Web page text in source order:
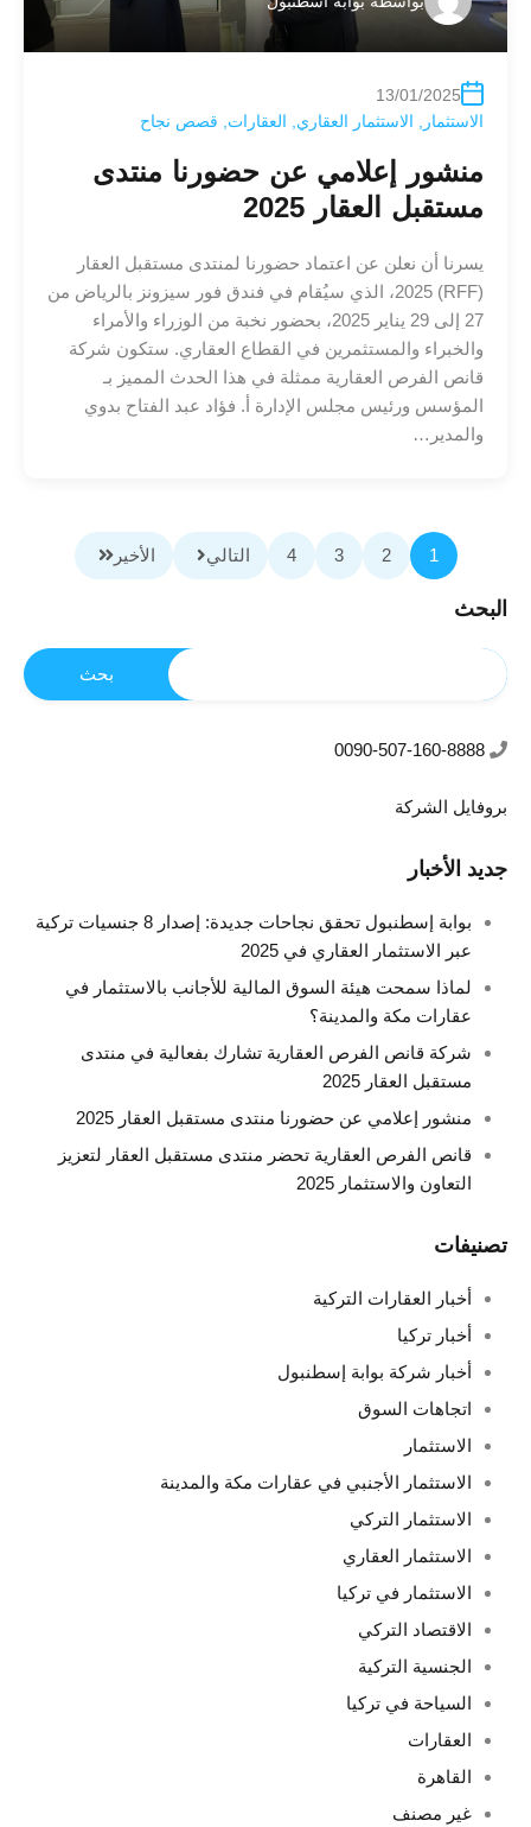
13/01/2025
الاستثمار
الاستثمار العقاري العقارات قصص نجاح
منشور إعلامي عن حضورنا منتدى
مستقبل العقار 2025
يسرنا أن نعلن عن اعتماد حضورنا لمنتدى مستقبل العقار
(RFF) 2025، الذي سيُقام في فندق فور سيزونز بالرياض من
27 إلى 29 يناير 2025، بحضور نخبة من الوزراء والأمراء
والخبراء والمستثمرين في القطاع العقاري. ستكون شركة
قانص الفرص العقارية ممثلة في هذا الحدث المميز بـ
المؤسس ورئيس مجلس الإدارة أ. فؤاد عبد الفتاح بدوي
والمدير…
1
2
3
4 التالي الأخير
البحث
0090-507-160-8888
بروفايل الشركة
جديد الأخبار
بوابة إسطنبول تحقق نجاحات جديدة: إصدار 8 جنسيات تركية
عبر الاستثمار العقاري في 2025
لماذا سمحت هيئة السوق المالية للأجانب بالاستثمار في
عقارات مكة والمدينة؟
شركة قانص الفرص العقارية تشارك بفعالية في منتدى
مستقبل العقار 2025
منشور إعلامي عن حضورنا منتدى مستقبل العقار 2025
قانص الفرص العقارية تحضر منتدى مستقبل العقار لتعزيز
التعاون والاستثمار 2025
تصنيفات
أخبار العقارات التركية
أخبار تركيا
أخبار شركة بوابة إسطنبول
اتجاهات السوق
الاستثمار
الاستثمار الأجنبي في عقارات مكة والمدينة
الاستثمار التركي
الاستثمار العقاري
الاستثمار في تركيا
الاقتصاد التركي
الجنسية التركية
السياحة في تركيا
العقارات
القاهرة
غير مصنف